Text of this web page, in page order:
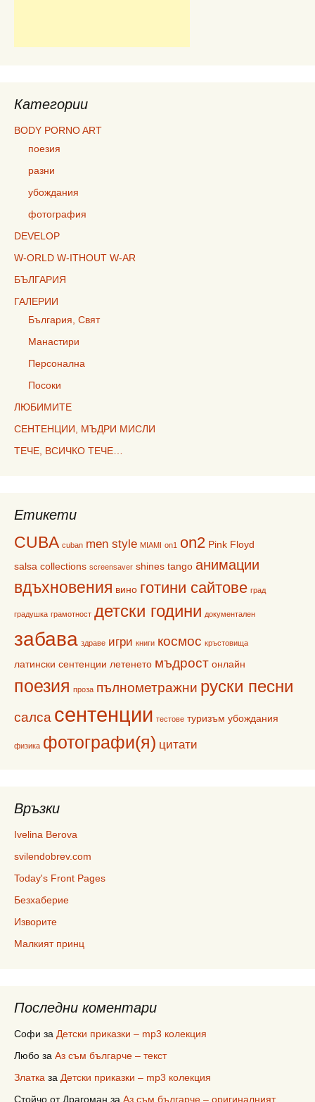
Категории
BODY PORNO ART
поезия
разни
убождания
фотография
DEVELOP
W-ORLD W-ITHOUT W-AR
БЪЛГАРИЯ
ГАЛЕРИИ
България, Свят
Манастири
Персонална
Посоки
ЛЮБИМИТЕ
СЕНТЕНЦИИ, МЪДРИ МИСЛИ
ТЕЧЕ, ВСИЧКО ТЕЧЕ…
Етикети
CUBA cuban men style MIAMI on1 on2 Pink Floyd
salsa collections screensaver shines tango анимации
вдъхновения вино готини сайтове град
градушка грамотност детски години документален
забава здраве игри книги космос кръстовища
латински сентенции летенето мъдрост онлайн
поезия проза пълнометражни руски песни
салса сентенции тестове туризъм убождания
физика фотографи(я) цитати
Връзки
Ivelina Berova
svilendobrev.com
Today's Front Pages
Безхаберие
Изворите
Малкият принц
Последни коментари
Софи за Детски приказки – mp3 колекция
Любо за Аз съм българче – текст
Златка за Детски приказки – mp3 колекция
Стойчо от Драгоман за Аз съм българче – оригиналният